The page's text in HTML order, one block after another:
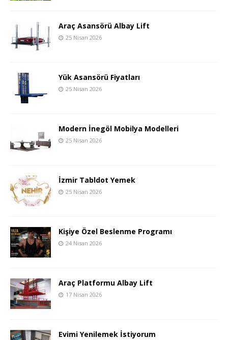
Araç Asansörü Albay Lift
25 Nisan 2026
Yük Asansörü Fiyatları
25 Nisan 2026
Modern İnegöl Mobilya Modelleri
25 Nisan 2026
İzmir Tabldot Yemek
25 Nisan 2026
Kişiye Özel Beslenme Programı
24 Nisan 2026
Araç Platformu Albay Lift
17 Nisan 2026
Evimi Yenilemek İstiyorum